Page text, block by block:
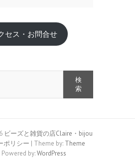
セス・お問合せ
検
索
ビーズと雑貨の店Claire・bijou
ポリシー | Theme by: Theme
Powered by:WordPress